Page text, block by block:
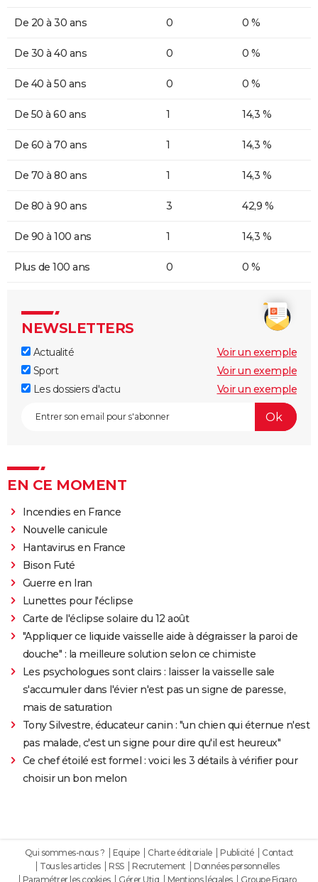
De 20 à 30 ans 0 0 %
De 30 à 40 ans 0 0 %
De 40 à 50 ans 0 0 %
De 50 à 60 ans 1 14,3 %
De 60 à 70 ans 1 14,3 %
De 70 à 80 ans 1 14,3 %
De 80 à 90 ans 3 42,9 %
De 90 à 100 ans 1 14,3 %
Plus de 100 ans 0 0 %
NEWSLETTERS
Actualité
Voir un exemple
Sport
Voir un exemple
Les dossiers d'actu
Voir un exemple
EN CE MOMENT
Incendies en France
Nouvelle canicule
Hantavirus en France
Bison Futé
Guerre en Iran
Lunettes pour l'éclipse
Carte de l'éclipse solaire du 12 août
"Appliquer ce liquide vaisselle aide à dégraisser la paroi de
douche" : la meilleure solution selon ce chimiste
Les psychologues sont clairs : laisser la vaisselle sale
s'accumuler dans l'évier n'est pas un signe de paresse,
mais de saturation
Tony Silvestre, éducateur canin : "un chien qui éternue n'est
pas malade, c'est un signe pour dire qu'il est heureux"
Ce chef étoilé est formel : voici les 3 détails à vérifier pour
choisir un bon melon
Qui sommes-nous ? Equipe Charte éditoriale Publicité
Contact
Tous les articles
RSS Recrutement
Données personnelles
Paramétrer les cookies
Gérer Utiq Mentions légales Groupe Figaro